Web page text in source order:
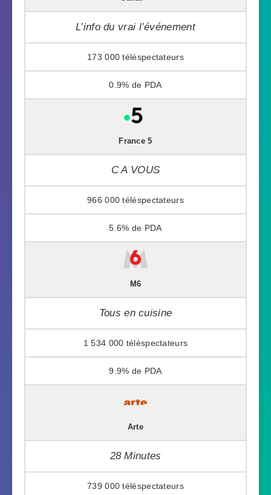
L’info du vrai l’événement
173 000
0.9%
France 5
C A VOUS
966 000
5.6%
M6
Tous en cuisine
1 534 000
9.9%
Arte
28 Minutes
739 000